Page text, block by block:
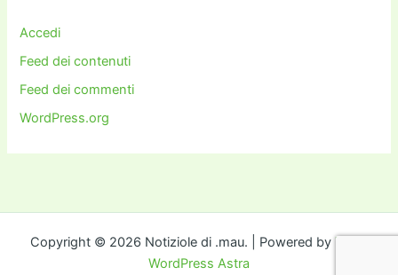
Accedi
Feed dei contenuti
Feed dei commenti
WordPress.org
Copyright © 2026 Notiziole di .mau. | Powered by Tema
WordPress Astra